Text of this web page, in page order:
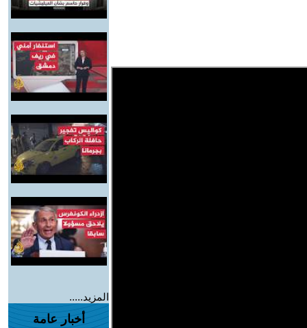
المزيد.....
أخبار عامة